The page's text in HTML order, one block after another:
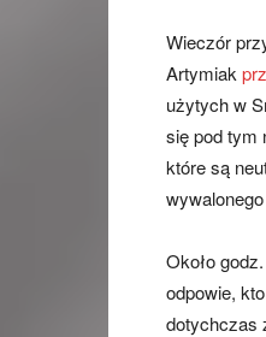
Wieczór
Artymiak
użytych w
się pod tym
które są
Około
odpowie,
dotychczas